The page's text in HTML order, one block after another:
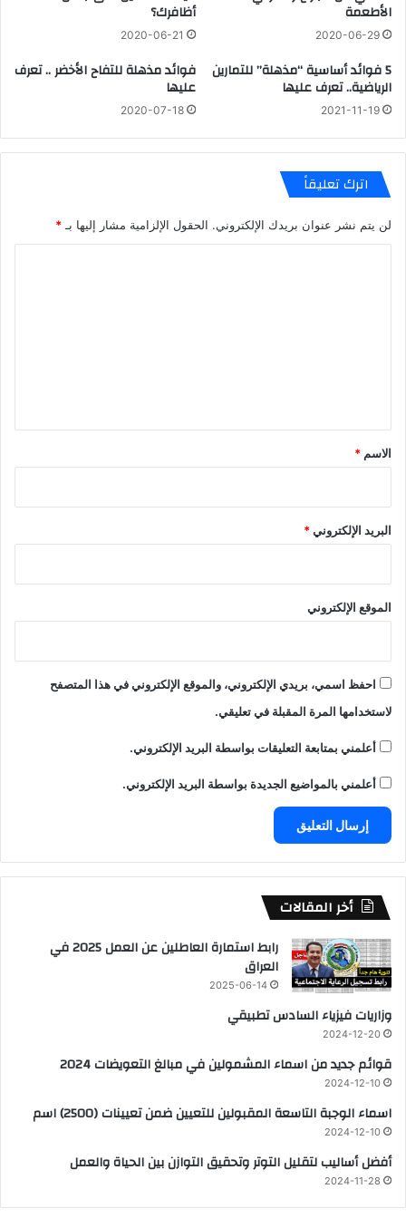
الأطعمة
2020-06-29
أظافرك؟
2020-06-21
5 فوائد أساسية “مذهلة” للتمارين
الرياضية.. تعرف عليها
2021-11-19
فوائد مذهلة للتفاح الأخضر .. تعرف
عليها
2020-07-18
اترك تعليقاً
لن يتم نشر عنوان بريدك الإلكتروني. الحقول الإلزامية مشار إليها بـ *
*
الاسم *
البريد الإلكتروني*
الموقع الإلكتروني
احفظ اسمي، بريدي الإلكتروني، والموقع الإلكتروني في هذا المتصفح
لاستخدامها المرة المقبلة في تعليقي.
أعلمني بمتابعة التعليقات بواسطة البريد الإلكتروني.
أعلمني بالمواضيع الجديدة بواسطة البريد الإلكتروني.
أخر المقالات
رابط استمارة العاطلين عن العمل 2025 في
العراق
2025-06-14
وزاريات فيزياء السادس تطبيقي
2024-12-20
قوائم جديد من اسماء المشمولين في مبالغ التعويضات 2024
2024-12-10
اسماء الوجبة التاسعة المقبولين للتعيين ضمن تعيينات (2500) اسم
2024-12-10
أفضل أساليب لتقليل التوتر وتحقيق التوازن بين الحياة والعمل
2024-11-28